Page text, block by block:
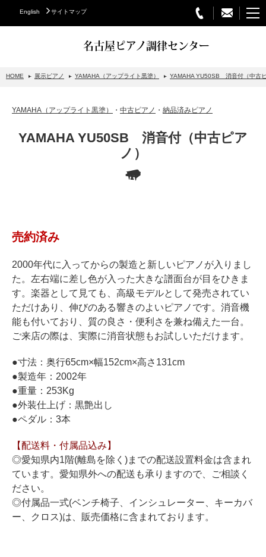
English サイトマップ
名古屋ピアノ調律センター
グランドピアノ
ベヒシュタイングランドピアノ
ホフマングランドピアノ
ホフマンアップライトピアノ
中古ピアノ
調律
修理
タッチ・音色の調整
ピアノクリーニングと引越し
ピアノレンタル
HOME 展示ピアノ YAMAHA（アップライト黒塗） YAMAHA YU50SB 消音付（中古
YAMAHA（アップライト黒塗） ・ 中古ピアノ ・ 納品済みピアノ
YAMAHA YU50SB 消音付（中古ピア
ノ）
売約済み
2000年代に入ってからの製造と新しいピアノが入りまし
た。左右端に差し色が入った大きな譜面台が目をひきま
す。楽器として見ても、高級モデルとして発売されてい
ただけあり、伸びのある響きのよいピアノです。消音機
能も付いており、質の良さ・便利さを兼ね備えた一台。
ご来店の際は、実際に消音状態もお試しいただけます。
●寸法：奥行65cm×幅152cm×高さ131cm
●製造年：2002年
●重量：253Kg
●外装仕上げ：黒艶出し
●ペダル：3本
【配送料・付属品込み】
◎愛知県内1階(離島を除く)までの配送設置料金は含まれ
ています。愛知県外への配送も承りますので、ご相談く
ださい。
◎付属品一式(ベンチ椅子、インシュレーター、キーカバ
ー、クロス)は、販売価格に含まれております。